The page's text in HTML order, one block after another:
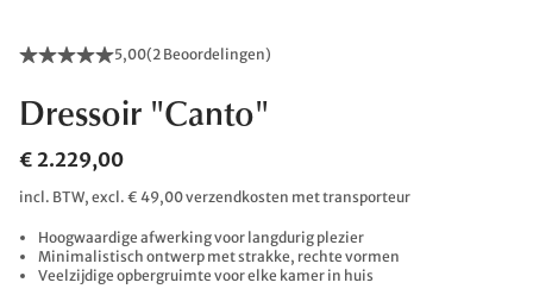
5,00(2 Beoordelingen)
Dressoir "Canto"
€ 2.229,00
incl. BTW, excl. € 49,00 verzendkosten met transporteur
Hoogwaardige afwerking voor langdurig plezier
Minimalistisch ontwerp met strakke, rechte vormen
Veelzijdige opbergruimte voor elke kamer in huis